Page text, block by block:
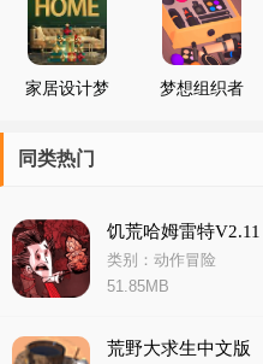
家居设计梦
梦想组织者
同类热门
饥荒哈姆雷特V2.11
类别：动作冒险
51.85MB
荒野大求生中文版